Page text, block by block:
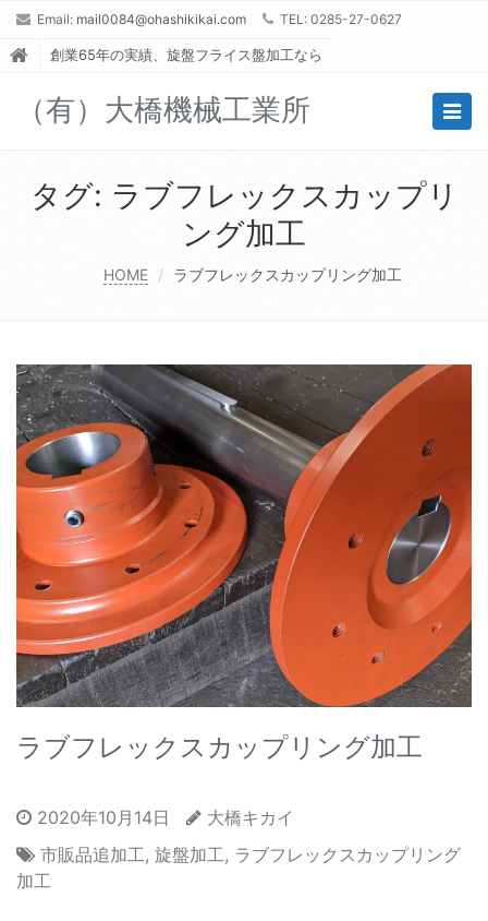
Email: mail0084@ohashikikai.com TEL: 0285-27-0627
創業65年の実績、旋盤フライス盤加工なら
（有）大橋機械工業所
タグ: ラブフレックスカップリ
ング加工
HOME ラブフレックスカップリング加工
ラブフレックスカップリング加工
2020年10月14日
大橋キカイ
市販品追加工 , 旋盤加工 , ラブフレックスカップリング
加工